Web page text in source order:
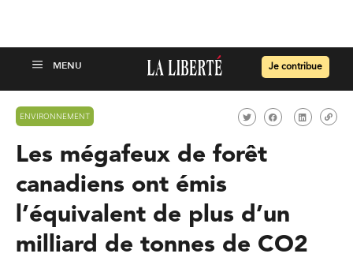
Je contribue
ENVIRONNEMENT
Les mégafeux de forêt
canadiens ont émis
l’équivalent de plus d’un
milliard de tonnes de CO2